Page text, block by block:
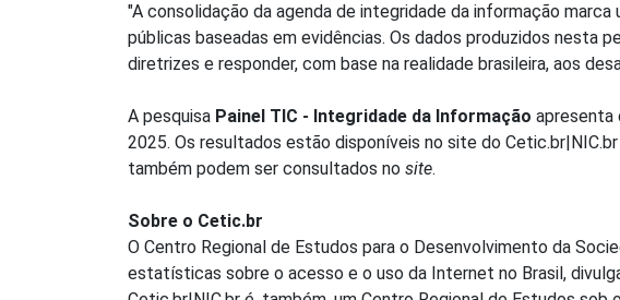
"A consolidação da agenda de integridade da informação
públicas baseadas em evidências. Os dados produzidos nesta
diretrizes e responder, com base na realidade brasileira, aos
A pesquisa Painel TIC - Integridade da Informação apresenta
2025. Os resultados estão disponíveis no site do Cetic.br|NIC.br
também podem ser consultados no site.
Sobre o Cetic.br
O Centro Regional de Estudos para o Desenvolvimento da
estatísticas sobre o acesso e o uso da Internet no Brasil,